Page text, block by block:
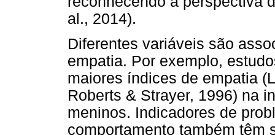
al., 2014).
Diferentes variáveis são
empatia. Por exemplo,
maiores índices de empatia
Roberts & Strayer, 1996) na
meninos. Indicadores de
comportamento também têm